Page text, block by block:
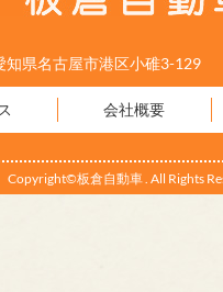
知県名古屋市港区小碓3-129
会社概要
Copyright©板倉自動車 . All Rights